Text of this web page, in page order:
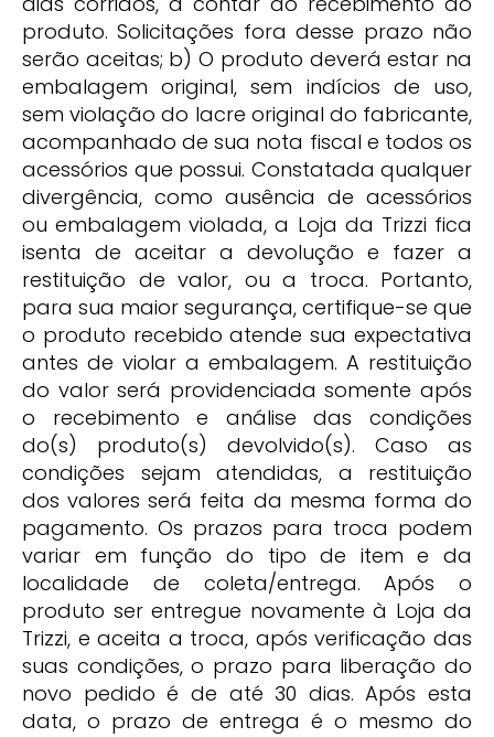
produto. Solicitações fora desse prazo não
serão aceitas; b) O produto deverá estar na
embalagem original, sem indícios de uso,
sem violação do lacre original do fabricante,
acompanhado de sua nota fiscal e todos os
acessórios que possui. Constatada qualquer
divergência, como ausência de acessórios
ou embalagem violada, a Loja da Trizzi fica
isenta de aceitar a devolução e fazer a
restituição de valor, ou a troca. Portanto,
para sua maior segurança, certifique-se que
o produto recebido atende sua expectativa
antes de violar a embalagem. A restituição
do valor será providenciada somente após
o recebimento e análise das condições
do(s) produto(s) devolvido(s). Caso as
condições sejam atendidas, a restituição
dos valores será feita da mesma forma do
pagamento. Os prazos para troca podem
variar em função do tipo de item e da
localidade de coleta/entrega. Após o
produto ser entregue novamente à Loja da
Trizzi, e aceita a troca, após verificação das
suas condições, o prazo para liberação do
novo pedido é de até 30 dias. Após esta
data, o prazo de entrega é o mesmo do